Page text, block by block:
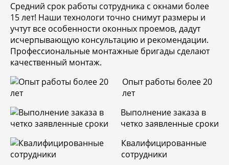
Средний срок работы сотрудника с окнами более
15 лет! Наши технологи точно снимут размеры и
учтут все особенности оконных проемов, дадут
исчерпывающую консультацию и рекомендации.
Профессиональные монтажные бригады сделают
качественный монтаж.
Опыт работы более 20
лет
Выполнение заказа в
четко заявленные сроки
Квалифицированные
сотрудники